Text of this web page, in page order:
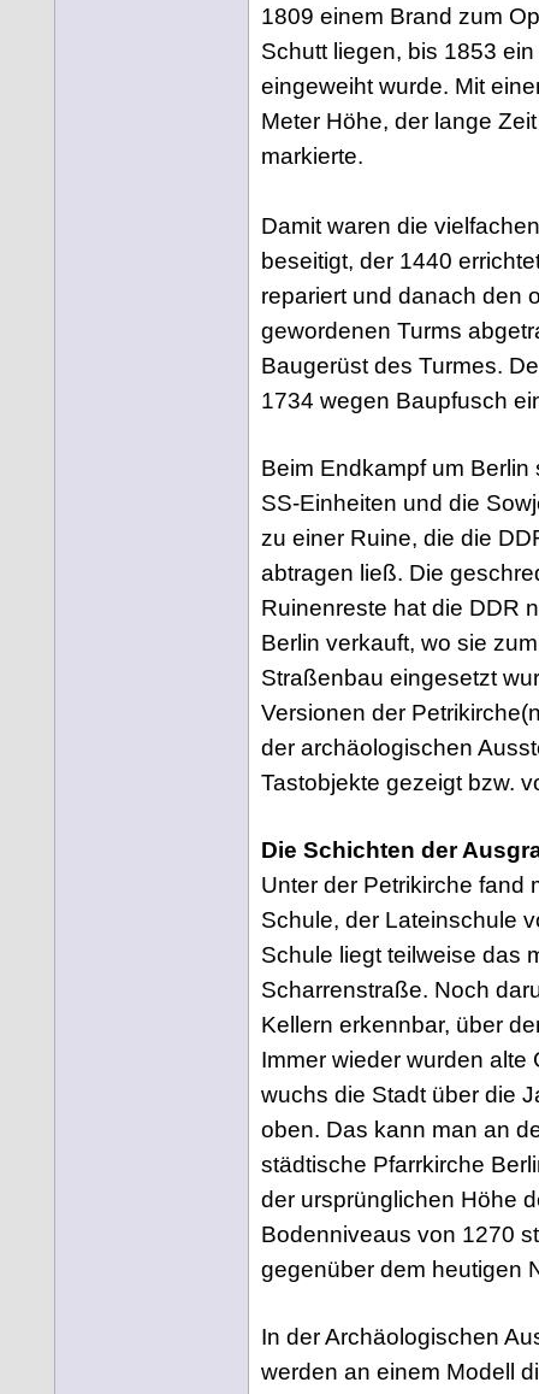
1809 einem Brand zum
Schutt liegen, bis 1853
eingeweiht wurde. Mit
Meter Höhe, der lange
markierte.
Damit waren die
beseitigt, der 1440
repariert und danach den
gewordenen Turms
Baugerüst des Turmes.
1734 wegen Baupfusch
Beim Endkampf um Berlin
SS-Einheiten und die
zu einer Ruine, die die
abtragen ließ. Die
Ruinenreste hat die DDR
Berlin verkauft, wo sie
Straßenbau eingesetzt
Versionen der
der archäologischen
Tastobjekte gezeigt bzw.
Die Schichten der
Unter der Petrikirche fand
Schule, der Lateinschule
Schule liegt teilweise das
Scharrenstraße. Noch
Kellern erkennbar, über
Immer wieder wurden
wuchs die Stadt über die
oben. Das kann man an
städtische Pfarrkirche
der ursprünglichen Höhe
Bodenniveaus von 1270
gegenüber dem heutigen
In der Archäologischen
werden an einem Modell